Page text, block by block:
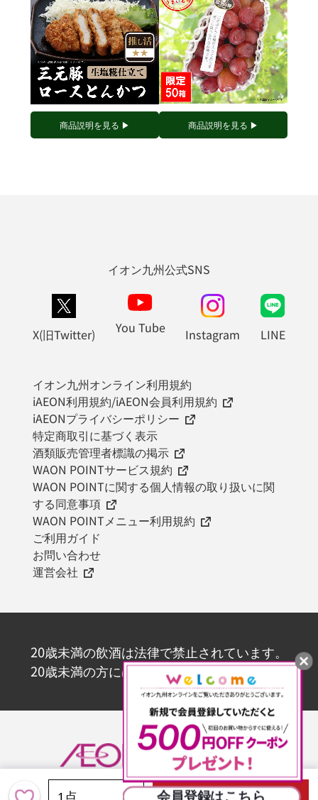
商品説明を見る ▶︎ 商品説明を見る ▶︎
イオン九州公式SNS
X(旧Twitter) You Tube Instagram LINE
イオン九州オンライン利用規約
iAEON利用規約/iAEON会員利用規約
iAEONプライバシーポリシー
特定商取引に基づく表示
酒類販売管理者標識の掲示
WAON POINTサービス規約
WAON POINTに関する個人情報の取り扱いに関
する同意事項
WAON POINTメニュー利用規約
ご利用ガイド
お問い合わせ
運営会社
20歳未満の飲酒は法律で禁止されています。
20歳未満の方にはお酒を販売いたしません。
Copyright ©AEON KYUSHU Co., Ltd. All rights reserved.